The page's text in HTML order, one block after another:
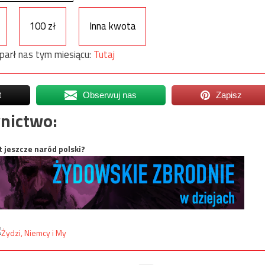
100 zł
Inna kwota
nas tym miesiącu: Tutaj
Obserwuj nas Zapisz
jeszcze naród polski?